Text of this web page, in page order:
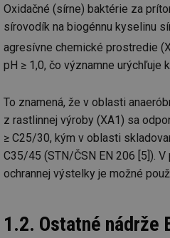
Oxidačné (sírne) baktérie za
sírovodík na biogénnu kyselinu
agresívne chemické prostredie
pH ≥ 1,0, čo významne urýchľuje
To znamená, že v oblasti
z rastlinnej výroby (XA1) sa
≥ C25/30, kým v oblasti
C35/45 (STN/ČSN EN 206 [5]).
ochrannej výstelky je možné
1.2. Ostatné nádrže